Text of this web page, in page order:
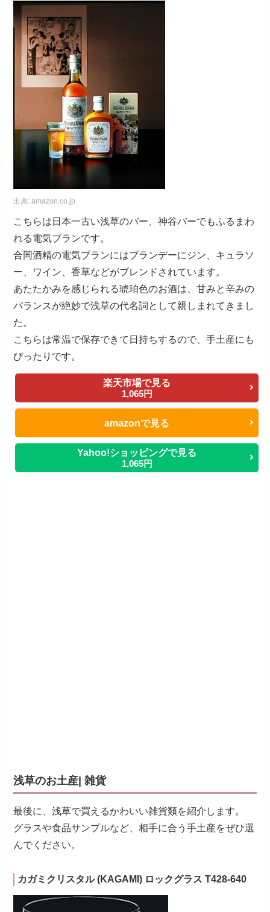
出典:amazon.co.jp
こちらは日本一古い浅草のバー、神谷バーでもふるまわ
れる電気ブランです。
合同酒精の電気ブランにはブランデーにジン、キュラソ
ー、ワイン、香草などがブレンドされています。
あたたかみを感じられる琥珀色のお酒は、甘みと辛みの
バランスが絶妙で浅草の代名詞として親しまれてきまし
た。
こちらは常温で保存できて日持ちするので、手土産にも
ぴったりです。
楽天市場で見る
1,065円
amazonで見る
Yahoo!ショッピングで見る
1,065円
浅草のお土産| 雑貨
最後に、浅草で買えるかわいい雑貨類を紹介します。
グラスや食品サンプルなど、相手に合う手土産をぜひ選
んでください。
カガミクリスタル (KAGAMI) ロックグラス T428-640